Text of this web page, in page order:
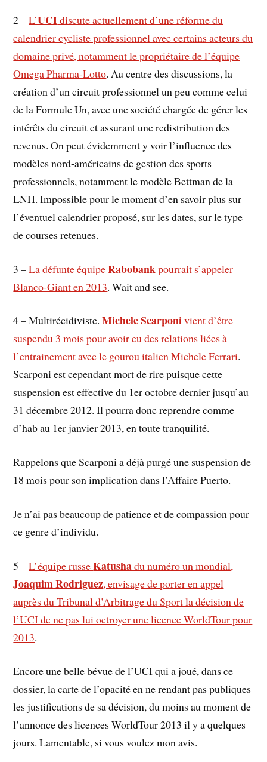
2 –L’UCIdiscute actuellement d’une réforme du
calendrier cycliste professionnel avec certains acteurs du
domaine privé, notamment le propriétaire de l’équipe
Omega Pharma-Lotto. Au centre des discussions, la
création d’un circuit professionnel un peu comme celui
de la Formule Un, avec une société chargée de gérer les
intérêts du circuit et assurant une redistribution des
revenus. On peut évidemment y voir l’influence des
modèles nord-américains de gestion des sports
professionnels, notamment le modèle Bettman de la
LNH. Impossible pour le moment d’en savoir plus sur
l’éventuel calendrier proposé, sur les dates, sur le type
de courses retenues.
3 –La défunte équipeRabobankpourrait s’appeler
Blanco-Giant en 2013. Wait and see.
4 – Multirécidiviste.Michele Scarponivient d’être
suspendu 3 mois pour avoir eu des relations liées à
l’entrainement avec le gourou italien Michele Ferrari.
Scarponi est cependant mort de rire puisque cette
suspension est effective du 1er octobre dernier jusqu’au
31 décembre 2012. Il pourra donc reprendre comme
d’hab au 1er janvier 2013, en toute tranquilité.
Rappelons que Scarponi a déjà purgé une suspension de
18 mois pour son implication dans l’Affaire Puerto.
Je n’ai pas beaucoup de patience et de compassion pour
ce genre d’individu.
5 –L’équipe russeKatushadu numéro un mondial,
Joaquim Rodriguez, envisage de porter en appel
auprès du Tribunal d’Arbitrage du Sport la décision de
l’UCI de ne pas lui octroyer une licence WorldTour pour
2013.
Encore une belle bévue de l’UCI qui a joué, dans ce
dossier, la carte de l’opacité en ne rendant pas publiques
les justifications de sa décision, du moins au moment de
l’annonce des licences WorldTour 2013 il y a quelques
jours. Lamentable, si vous voulez mon avis.